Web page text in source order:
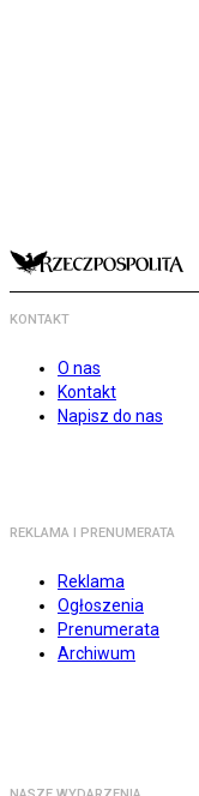
KONTAKT
O nas
Kontakt
Napisz do nas
REKLAMA I PRENUMERATA
Reklama
Ogłoszenia
Prenumerata
Archiwum